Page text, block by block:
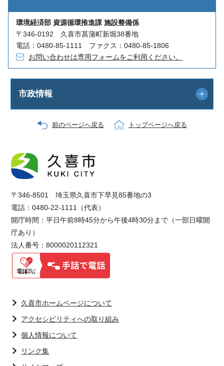
環境経済部 資源循環推進課 施設整備係
〒346-0192 久喜市菖蒲町新堀38番地
電話：0480-85-1111 ファクス：0480-85-1806
お問い合わせは専用フォームをご利用ください。
市政情報
前のページへ戻る トップページへ戻る
〒346-8501 埼玉県久喜市下早見85番地の3
電話：0480-22-1111（代表）
開庁時間：平日午前8時45分から午後4時30分まで（一部日曜開
庁あり）
法人番号：8000020112321
久喜市ホームページについて
アクセシビリティへの取り組み
個人情報について
リンク集